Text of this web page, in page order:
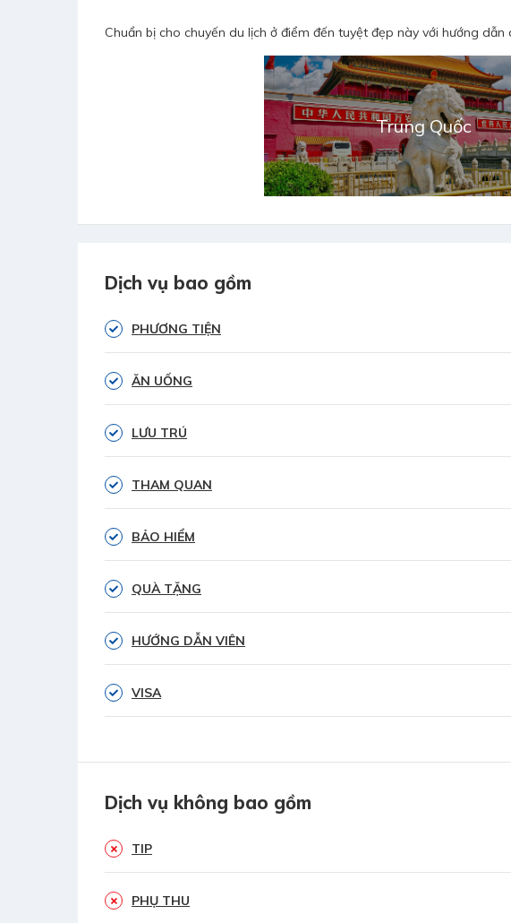
Chuẩn bị cho chuyến du lịch ở điểm đến tuyệt đẹp này với hướng dẫn
Trung Quốc
Dịch vụ bao gồm
PHƯƠNG TIỆN
ĂN UỐNG
LƯU TRÚ
THAM QUAN
BẢO HIỂM
QUÀ TẶNG
HƯỚNG DẪN VIÊN
VISA
Dịch vụ không bao gồm
TIP
PHỤ THU